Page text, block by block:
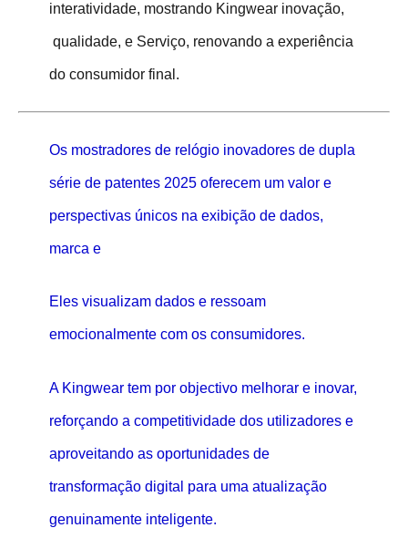
interatividade, mostrando Kingwear inovação,
qualidade, e Serviço, renovando a experiência
do consumidor final.
Os mostradores de relógio inovadores de dupla
série de patentes 2025 oferecem um valor e
perspectivas únicos na exibição de dados,
marca e
Eles visualizam dados e ressoam
emocionalmente com os consumidores.
A Kingwear tem por objectivo melhorar e inovar,
reforçando a competitividade dos utilizadores e
aproveitando as oportunidades de
transformação digital para uma atualização
genuinamente inteligente.